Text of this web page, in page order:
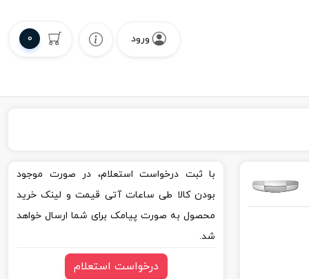
ورود 0
با ثبت درخواست استعلام، در صورت موجود
بودن کالا طی ساعات آتی قیمت و لینک خرید
محصول به صورت پیامک برای شما ارسال خواهد
شد.
درخواست استعلام